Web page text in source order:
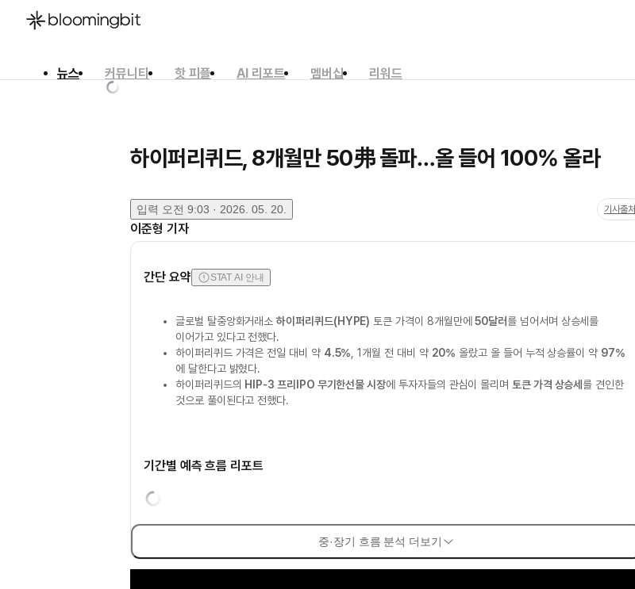
뉴스 커뮤니티 핫 피플 AI 리포트 멤버십
리워드
하이퍼리퀴드, 8개월만 50弗 돌파…올 들어 100% 올라
입력 오전 9:03 · 2026. 05. 20. 기사출처
이준형 기자
간단 요약 STAT AI 안내
글로벌 탈중앙화거래소하이퍼리퀴드(HYPE) 토큰 가격이 8개월만에50달러를 넘어서며 상승세를
이어가고 있다고 전했다.
하이퍼리퀴드 가격은 전일 대비 약 4.5% , 1개월 전 대비 약 20% 올랐고 올 들어 누적 상승률이 약 97%
에 달한다고 밝혔다.
하이퍼리퀴드의 HIP-3 프리IPO 무기한선물 시장에 투자자들의 관심이 몰리며 토큰 가격 상승세 를 견인한
것으로 풀이된다고 전했다.
기간별 예측 흐름 리포트
중·장기 흐름 분석 더보기